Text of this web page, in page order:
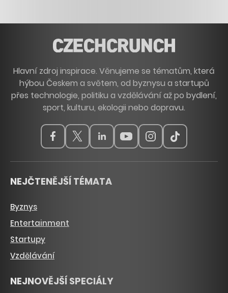
Hlavní zdroj inspirace. Věnujeme se tématům, která
hýbou Českem a světem, od byznysu a startupů
přes technologie, politiku a vzdělávání až po bydlení,
sport, kulturu, ekologii nebo dopravu.
NEJČTENĚJŠÍ TÉMATA
Byznys
Entertainment
Startupy
Vzdělávání
NEJNOVĚJŠÍ SPECIÁLY